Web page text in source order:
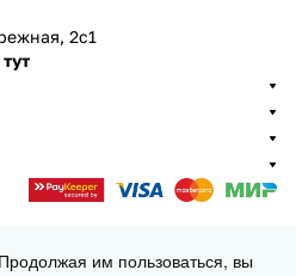
2с1
интернет-магазиним пользоваться, вы